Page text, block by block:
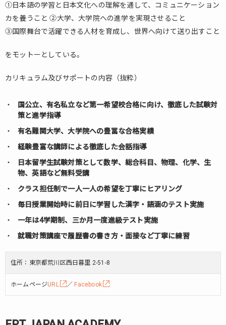
①日本語の学習と日本文化への理解を通して、コミュニケーション
カを養うこと ②大学、大学院への進学を実現させること
③国際舞台で活躍できる人材を育成し、世界へ向けて送り出すこと
をモットーとしている。
カリキュラム及びサポートの内容（抜粋）
国公立、有名私立など第一希望校合格に向け、徹底した試験対
策と進学指導
有名難関大学、大学院への豊冨な合格実績
経験豊富な講師による徹底した会話指導
日本留学生試験対策として数学、総合科目、物理、化学、生
物、英語など無料受講
クラス担任制で一人一人の希望を丁寧にヒアリング
毎日授業開始時に前日に学習した漢字・語涵のテスト実施
一年は4学期制、三か月一度進級テスト実施
就職対策講座で履歴書の書き方・面接など丁寧に練習
住所：東京都荒川区西日暮里 2-51-8
ホームページURL ／ Facebook